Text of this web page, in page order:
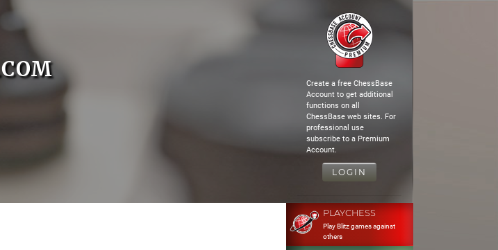
Create a free ChessBase
Account to get additional
functions on all
ChessBase web sites. For
professional use
subscribe to a Premium
Account.
LOGIN
PLAYCHESS
Play Blitz games against
others